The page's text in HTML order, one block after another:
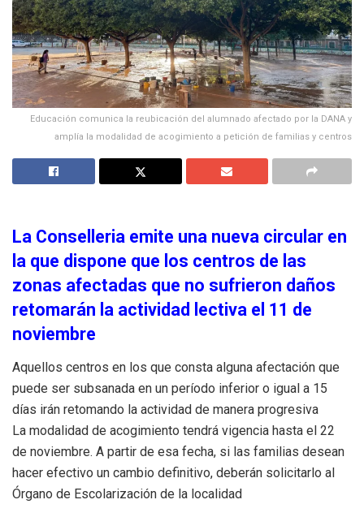
Educación comunica la reubicación del alumnado afectado por la DANA y
amplía la modalidad de acogimiento a petición de familias y centros
La Conselleria emite una nueva circular en
la que dispone que los centros de las
zonas afectadas que no sufrieron daños
retomarán la actividad lectiva el 11 de
noviembre
Aquellos centros en los que consta alguna afectación que
puede ser subsanada en un período inferior o igual a 15
días irán retomando la actividad de manera progresiva
La modalidad de acogimiento tendrá vigencia hasta el 22
de noviembre. A partir de esa fecha, si las familias desean
hacer efectivo un cambio definitivo, deberán solicitarlo al
Órgano de Escolarización de la localidad